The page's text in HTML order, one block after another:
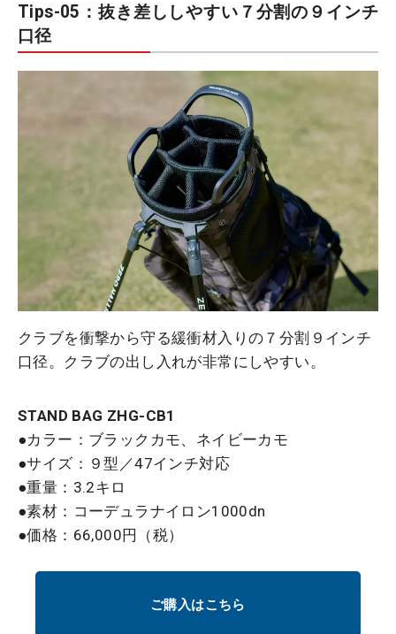
Tips-05：抜き差ししやすい７分割の９インチ
口径
クラブを衝撃から守る緩衝材入りの７分割９インチ
口径。クラブの出し入れが非常にしやすい。
STAND BAG ZHG-CB1
●カラー：ブラックカモ、ネイビーカモ
●サイズ：９型／47インチ対応
●重量：3.2キロ
●素材：コーデュラナイロン1000dn
●価格：66,000円（税）
ご購入はこちら